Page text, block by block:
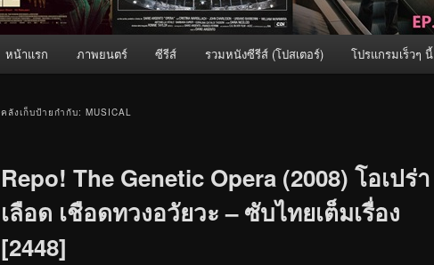
หน้าแรก ภาพยนตร์ ซีรีส์ รวมหนังซีรีส์ (โปสเตอร์) โปรแกรมเร็วๆ นี้
คลังเก็บป้ายกำกับ: MUSICAL
Repo! The Genetic Opera (2008) โอเปร่า
เลือด เชือดทวงอวัยวะ – ซับไทยเต็มเรื่อง
[2448]